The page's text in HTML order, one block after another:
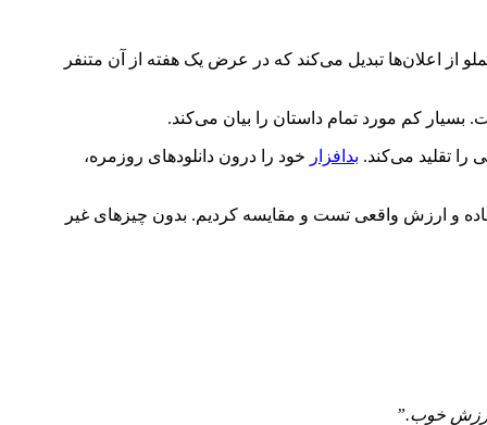
از اعلان‌ها تبدیل می‌کند که در عرض یک هفته از آن متنفر
بسیار کم مورد تمام داستان را بیان می‌کند.
را تقلید می‌کند. بدافزار خود را درون دانلودهای روزمره،
و ارزش واقعی تست و مقایسه کردیم. بدون چیزهای غیر
خوب.”